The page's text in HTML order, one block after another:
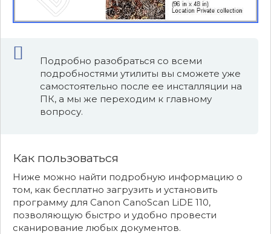
Подробно разобраться со всеми
подробностями утилиты вы сможете уже
самостоятельно после ее инсталляции на
ПК, а мы же переходим к главному
вопросу.
Как пользоваться
Ниже можно найти подробную информацию о
том, как бесплатно загрузить и установить
программу для Canon CanoScan LiDE 110,
позволяющую быстро и удобно провести
сканирование любых документов.